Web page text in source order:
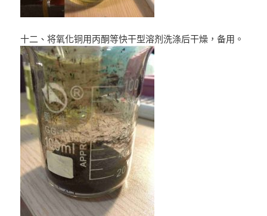
十二、将氧化铜用丙酮等快干型溶剂洗涤后干燥，备用。